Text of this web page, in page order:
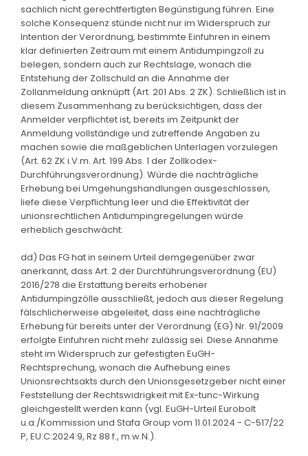
sachlich nicht gerechtfertigten Begünstigung führen. Eine
solche Konsequenz stünde nicht nur im Widerspruch zur
Intention der Verordnung, bestimmte Einfuhren in einem
klar definierten Zeitraum mit einem Antidumpingzoll zu
belegen, sondern auch zur Rechtslage, wonach die
Entstehung der Zollschuld an die Annahme der
Zollanmeldung anknüpft (Art. 201 Abs. 2 ZK). Schließlich ist in
diesem Zusammenhang zu berücksichtigen, dass der
Anmelder verpflichtet ist, bereits im Zeitpunkt der
Anmeldung vollständige und zutreffende Angaben zu
machen sowie die maßgeblichen Unterlagen vorzulegen
(Art. 62 ZK i.V.m. Art. 199 Abs. 1 der Zollkodex-
Durchführungsverordnung). Würde die nachträgliche
Erhebung bei Umgehungshandlungen ausgeschlossen,
liefe diese Verpflichtung leer und die Effektivität der
unionsrechtlichen Antidumpingregelungen würde
erheblich geschwächt.
dd) Das FG hat in seinem Urteil demgegenüber zwar
anerkannt, dass Art. 2 der Durchführungsverordnung (EU)
2016/278 die Erstattung bereits erhobener
Antidumpingzölle ausschließt, jedoch aus dieser Regelung
fälschlicherweise abgeleitet, dass eine nachträgliche
Erhebung für bereits unter der Verordnung (EG) Nr. 91/2009
erfolgte Einfuhren nicht mehr zulässig sei. Diese Annahme
steht im Widerspruch zur gefestigten EuGH-
Rechtsprechung, wonach die Aufhebung eines
Unionsrechtsakts durch den Unionsgesetzgeber nicht einer
Feststellung der Rechtswidrigkeit mit Ex-tunc-Wirkung
gleichgestellt werden kann (vgl. EuGH-Urteil Eurobolt
u.a./Kommission und Stafa Group vom 11.01.2024 - C-517/22
P, EU:C:2024:9, Rz 88 f., m.w.N.).